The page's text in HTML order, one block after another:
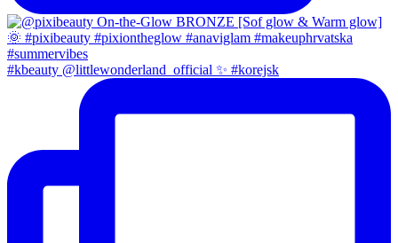
#kbeauty @littlewonderland_official ✨ #korejsk